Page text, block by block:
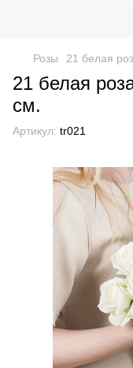
Розы 21 белая
21 белая
см.
Артикул: tr021